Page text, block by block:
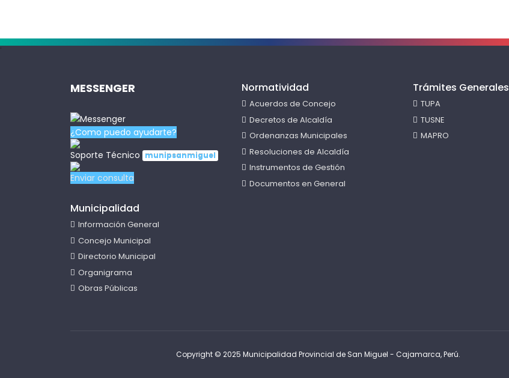
.
MESSENGER
¿Como puedo ayudarte?
Soporte Técnico
munipsanmiguel
Enviar consulta
Municipalidad
Información General
Concejo Municipal
Directorio Municipal
Organigrama
Obras Públicas
Normatividad
Acuerdos de Concejo
Decretos de Alcaldía
Ordenanzas Municipales
Resoluciones de Alcaldía
Instrumentos de Gestión
Documentos en General
Trámites Generales
TUPA
TUSNE
MAPRO
Copyright © 2025 Municipalidad Provincial de San Miguel - Cajamarca, Perú.